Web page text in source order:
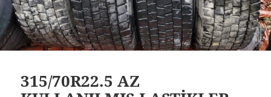
315/70R22.5 AZ